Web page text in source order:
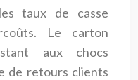
taux de casse
Le carton
aux chocs
de retours clients